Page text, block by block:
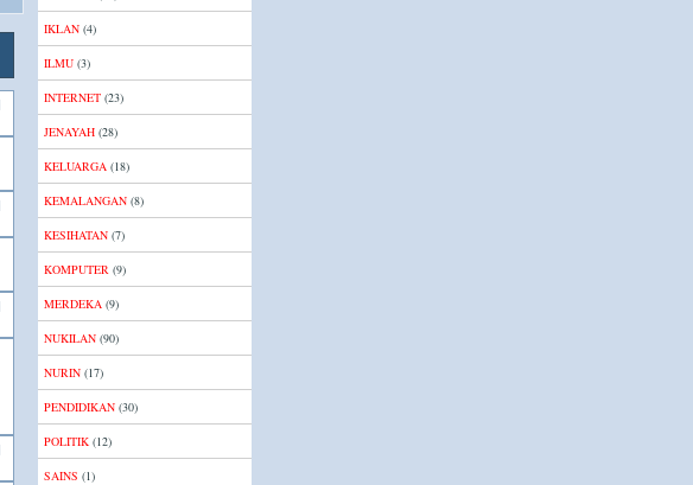
IKLAN (4)
ILMU (3)
INTERNET (23)
JENAYAH (28)
KELUARGA (18)
KEMALANGAN (8)
KESIHATAN (7)
KOMPUTER (9)
MERDEKA (9)
NUKILAN (90)
NURIN (17)
PENDIDIKAN (30)
POLITIK (12)
SAINS (1)